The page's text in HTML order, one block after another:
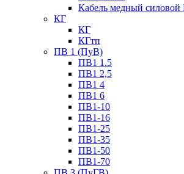
Кабель медный
КГ
КГ
КГтп
ПВ 1 (ПуВ)
ПВ1 1.5
ПВ1 2,5
ПВ1 4
ПВ1 6
ПВ1-10
ПВ1-16
ПВ1-25
ПВ1-35
ПВ1-50
ПВ1-70